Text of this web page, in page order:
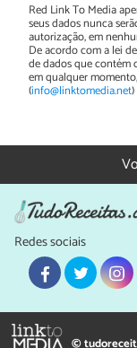
Red Link To Media
seus dados nunca
autorização, em
De acordo com a lei
de dados que contém
em qualquer
(info@linktomedia.net)
Redes sociais
©